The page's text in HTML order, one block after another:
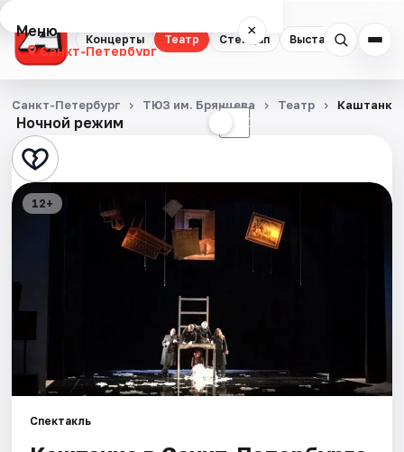
Концерты Театр Стендап Выставки
Меню ×
Санкт-Петербург
Концерты
Театр
Стендап
Экскурсии
События
Ночной режим ☾
Санкт-Петербург ТЮЗ им. Брянцева Театр Каштанка
12+
Спектакль